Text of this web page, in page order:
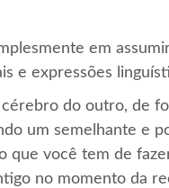
em
e expressões
do outro, de
um semelhante e
que você tem de
no momento da